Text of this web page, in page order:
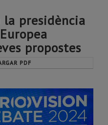
la presidència
propostes
PDF